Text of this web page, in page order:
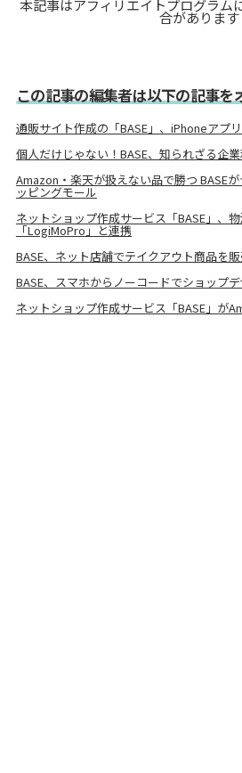
本記事はアフィリエイトプログラム
合があります
この記事の編集者は以下の記事を
通販サイト作成の「BASE」、iPhoneアプ
個人だけじゃない！BASE、知られざる企
Amazon・楽天が扱えない品で勝つ BASE
ッピングモール
ネットショップ作成サービス「BASE」、
「LogiMoPro」と連携
BASE、ネット店舗でテイクアウト商品を
BASE、スマホからノーコードでショップ
ネットショップ作成サービス「BASE」が